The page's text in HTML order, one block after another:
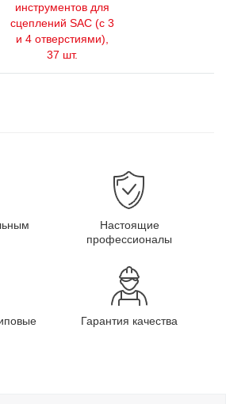
инструментов для
сцеплений SAC (с 3
и 4 отверстиями),
37 шт.
Настоящие
профессионалы
Гарантия качества